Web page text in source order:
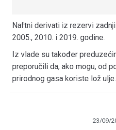
Naftni derivati iz rezervi
2005., 2010. i 2019. godine.
Iz vlade su također
preporučili da, ako mogu, od
prirodnog gasa koriste lož ulje.
23/09/